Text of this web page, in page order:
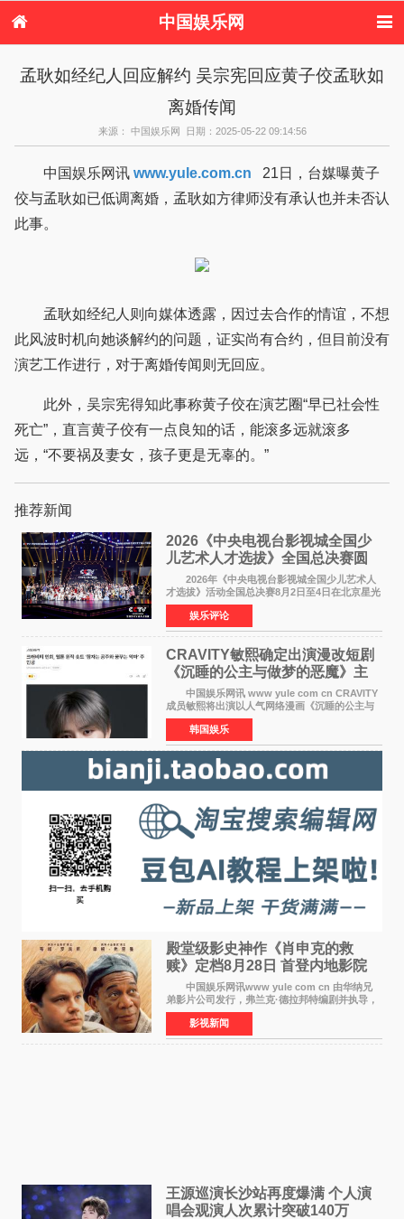
中国娱乐网
港台娱乐
日本娱乐 韩国娱乐
欧美娱乐
音乐新闻 影视新闻
港台明星八卦
日本韩国明星
欧美明星八卦
孟耿如经纪人回应解约 吴宗宪回应黄子佼孟耿如
离婚传闻
来源： 中国娱乐网 日期：2025-05-22 09:14:56
中国娱乐网讯 www.yule.com.cn 21日，台媒曝黄子
佼与孟耿如已低调离婚，孟耿如方律师没有承认也并未否认
此事。
孟耿如经纪人则向媒体透露，因过去合作的情谊，不想
此风波时机向她谈解约的问题，证实尚有合约，但目前没有
演艺工作进行，对于离婚传闻则无回应。
此外，吴宗宪得知此事称黄子佼在演艺圈“早已社会性
死亡”，直言黄子佼有一点良知的话，能滚多远就滚多
远，“不要祸及妻女，孩子更是无辜的。”
推荐新闻
2026《中央电视台影视城全国少
儿艺术人才选拔》全国总决赛圆
满落幕
2026年《中央电视台影视城全国少儿艺术人
才选拔》活动全国总决赛8月2日至4日在北京星光
影视园成功举办！ 活动于8月2日迎来全国总
决赛的盛大开幕。一年一度的该项活动依然延续
着经典的四大板
娱乐评论
CRAVITY敏熙确定出演漫改短剧
《沉睡的公主与做梦的恶魔》主
人公
中国娱乐网讯 www yule com cn CRAVITY
成员敏熙将出演以人气网络漫画《沉睡的公主与
做梦的恶魔》为原作的短剧，担任主人公。
该短剧讲述了一直照顾陷入沉睡状态女友的吴
敏，在夜空中看
韩国娱乐
殿堂级影史神作《肖申克的救
赎》定档8月28日 首登内地影院
中国娱乐网讯www yule com cn 由华纳兄
弟影片公司发行，弗兰克·德拉邦特编剧并执导，
蒂姆·罗宾斯、摩根·弗里曼主演的影史传世经典
《肖申克的救赎》（The Shawshank
Redemption）今日发布
影视新闻
王源巡演长沙站再度爆满 个人演
唱会观演人次累计突破140万